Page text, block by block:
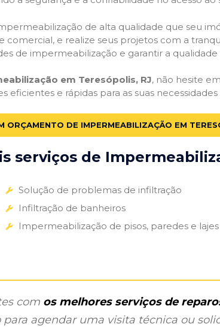
de alta qualidade que seu
e realize seus projetos com a
de impermeabilização e garantir a
em Teresópolis, RJ, não hesite
eficientes e rápidas para as suas
ORÇAMENTO DE IMPERMEABILIZAÇÃO EM
serviços de
Solução de problemas de infiltração
Infiltração de banheiros
Impermeabilização de pisos, paredes e lajes
com os melhores serviços de
agendar uma visita técnica ou